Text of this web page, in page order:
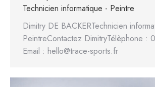
Technicien informatique - Peintre
Dimitry DE BACKERTechnicien
PeintreContactez DimitryTélèphone :
Email : hello@trace-sports.fr